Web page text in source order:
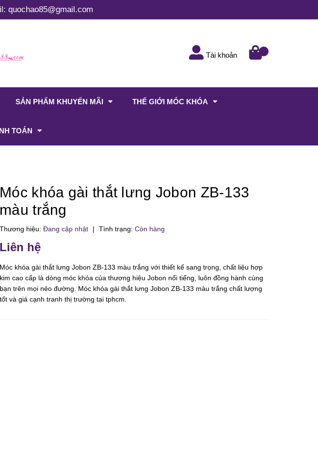
quochao85@gmail.com
Tài khoản
SẢN PHẨM KHUYẾN MÃI THẾ GIỚI MÓC KHÓA
TOÁN
Móc khóa gài thắt lưng Jobon ZB-133
màu trắng
Thương hiệu: Đang cập nhật | Tình trạng: Còn hàng
Liên hệ
Móc khóa gài thắt lưng Jobon ZB-133 màu trắng với thiết kế sang trọng, chất liệu hợp
kim cao cấp là dòng móc khóa của thương hiệu Jobon nổi tiếng, luôn đồng hành cùng
bạn trên mọi nẻo đường. Móc khóa gài thắt lưng Jobon ZB-133 màu trắng chất lượng
tốt và giá cạnh tranh thị trường tại tphcm.